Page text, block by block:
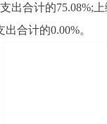
出合计的75.08%;
合计的0.00%。